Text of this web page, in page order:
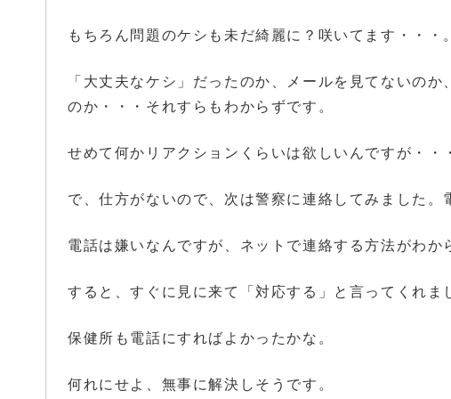
もちろん問題のケシも未だ綺麗に？咲いてます・・・。
「大丈夫なケシ」だったのか、メールを見てないの
のか・・・それすらもわからずです。
せめて何かリアクションくらいは欲しいんですが・・
で、仕方がないので、次は警察に連絡してみました。
電話は嫌いなんですが、ネットで連絡する方法がわか
すると、すぐに見に来て「対応する」と言ってくれま
保健所も電話にすればよかったかな。
何れにせよ、無事に解決しそうです。